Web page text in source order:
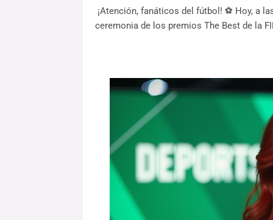
¡Atención, fanáticos del fútbol! ⚽️ Hoy, a
ceremonia de los premios The Best de la